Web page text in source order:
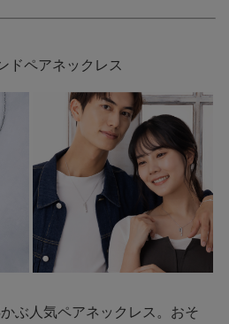
ドペアネックレス
ぶ人気ペアネックレス。おそ